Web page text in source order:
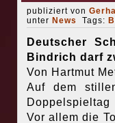
publiziert von
unter News Tags:
Deutscher
Bindrich darf
Von Hartmut
Auf dem
Vor allem die